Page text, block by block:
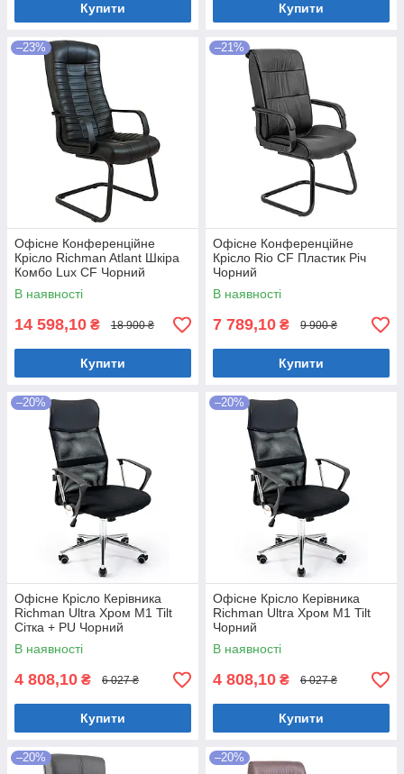
Купити Купити
–23%
Офісне Конференційне
Крісло Richman Atlant Шкіра
Комбо Lux CF Чорний
В наявності
14 598,10 ₴ 18 900 ₴
Купити
–21%
Офісне Конференційне
Крісло Rio CF Пластик Річ
Чорний
В наявності
7 789,10 ₴ 9 900 ₴
Купити
–20%
Офісне Крісло Керівника
Richman Ultra Хром М1 Tilt
Сітка + PU Чорний
В наявності
4 808,10 ₴ 6 027 ₴
Купити
–20%
Офісне Крісло Керівника
Richman Ultra Хром М1 Tilt
Чорний
В наявності
4 808,10 ₴ 6 027 ₴
Купити
–20% –20%